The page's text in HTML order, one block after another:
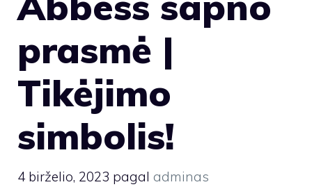
prasmė |
Tikėjimo
simbolis!
4 birželio, 2023 pagal adminas